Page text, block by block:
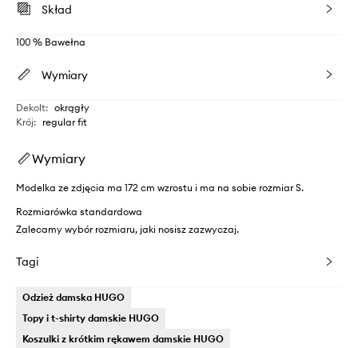
Skład
100 % Bawełna
Wymiary
Dekolt: okrągły
Krój: regular fit
Wymiary
Modelka ze zdjęcia ma 172 cm wzrostu i ma na sobie rozmiar S.
Rozmiarówka standardowa
Zalecamy wybór rozmiaru, jaki nosisz zazwyczaj.
Tagi
Odzież damska HUGO
Topy i t-shirty damskie HUGO
Koszulki z krótkim rękawem damskie HUGO